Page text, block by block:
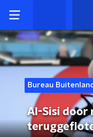
Bureau
Al-Sisi door